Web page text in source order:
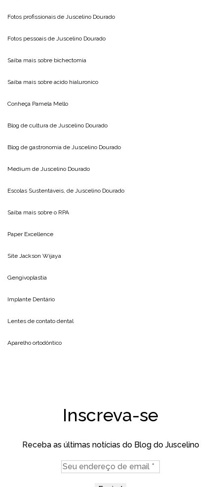
Fotos profissionais de Juscelino Dourado
Fotos pessoais de Juscelino Dourado
Saiba mais sobre bichectomia
Saiba mais sobre acido hialuronico
Conheça Pamela Mello
Blog de cultura de Juscelino Dourado
Blog de gastronomia de Juscelino Dourado
Medium de Juscelino Dourado
Escolas Sustentáveis, de Juscelino Dourado
Saiba mais sobre o RPA
Paper Excellence
Site Jackson Wijaya
Gengivoplastia
Implante Dentário
Lentes de contato dental
Aparelho ortodôntico
Inscreva-se
Receba as últimas notícias do Blog do Juscelino